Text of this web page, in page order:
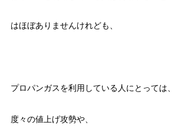
はほぼありませんけれども、
プロパンガスを利用している人にとっては、
度々の値上げ攻勢や、